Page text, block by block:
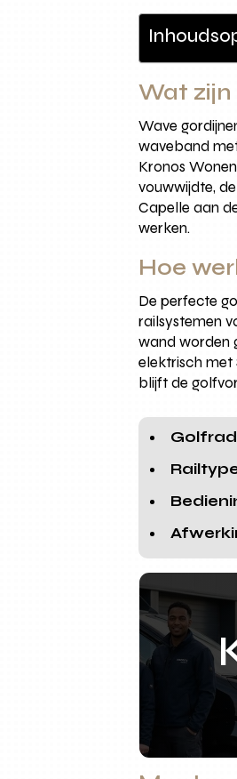
Wat
Wave
waveband
Kronos
vouwwijdte,
Capelle aan
werken.
Hoe
De perfecte
railsystemen
wand worden
elektrisch met
blijft de